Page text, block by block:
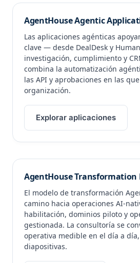
AgentHouse Agentic
Las aplicaciones agénticas
clave — desde DealDesk y
investigación, cumplimiento y
combina la automatización
las API y aprobaciones en las
organización.
Explorar aplicaciones
AgentHouse Transformation
El modelo de transformación
camino hacia operaciones AI-
habilitación, dominios piloto y
gestionada. La consultoría se
operativa medible en el día a
diapositivas.